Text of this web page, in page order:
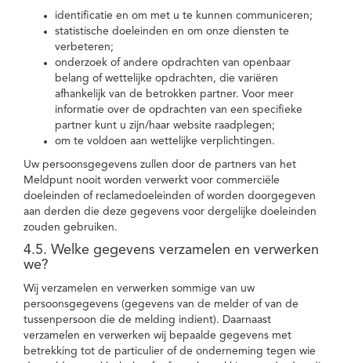
identificatie en om met u te kunnen communiceren;
statistische doeleinden en om onze diensten te
verbeteren;
onderzoek of andere opdrachten van openbaar
belang of wettelijke opdrachten, die variëren
afhankelijk van de betrokken partner. Voor meer
informatie over de opdrachten van een specifieke
partner kunt u zijn/haar website raadplegen;
om te voldoen aan wettelijke verplichtingen.
Uw persoonsgegevens zullen door de partners van het
Meldpunt nooit worden verwerkt voor commerciële
doeleinden of reclamedoeleinden of worden doorgegeven
aan derden die deze gegevens voor dergelijke doeleinden
zouden gebruiken.
4.5. Welke gegevens verzamelen en verwerken
we?
Wij verzamelen en verwerken sommige van uw
persoonsgegevens (gegevens van de melder of van de
tussenpersoon die de melding indient). Daarnaast
verzamelen en verwerken wij bepaalde gegevens met
betrekking tot de particulier of de onderneming tegen wie